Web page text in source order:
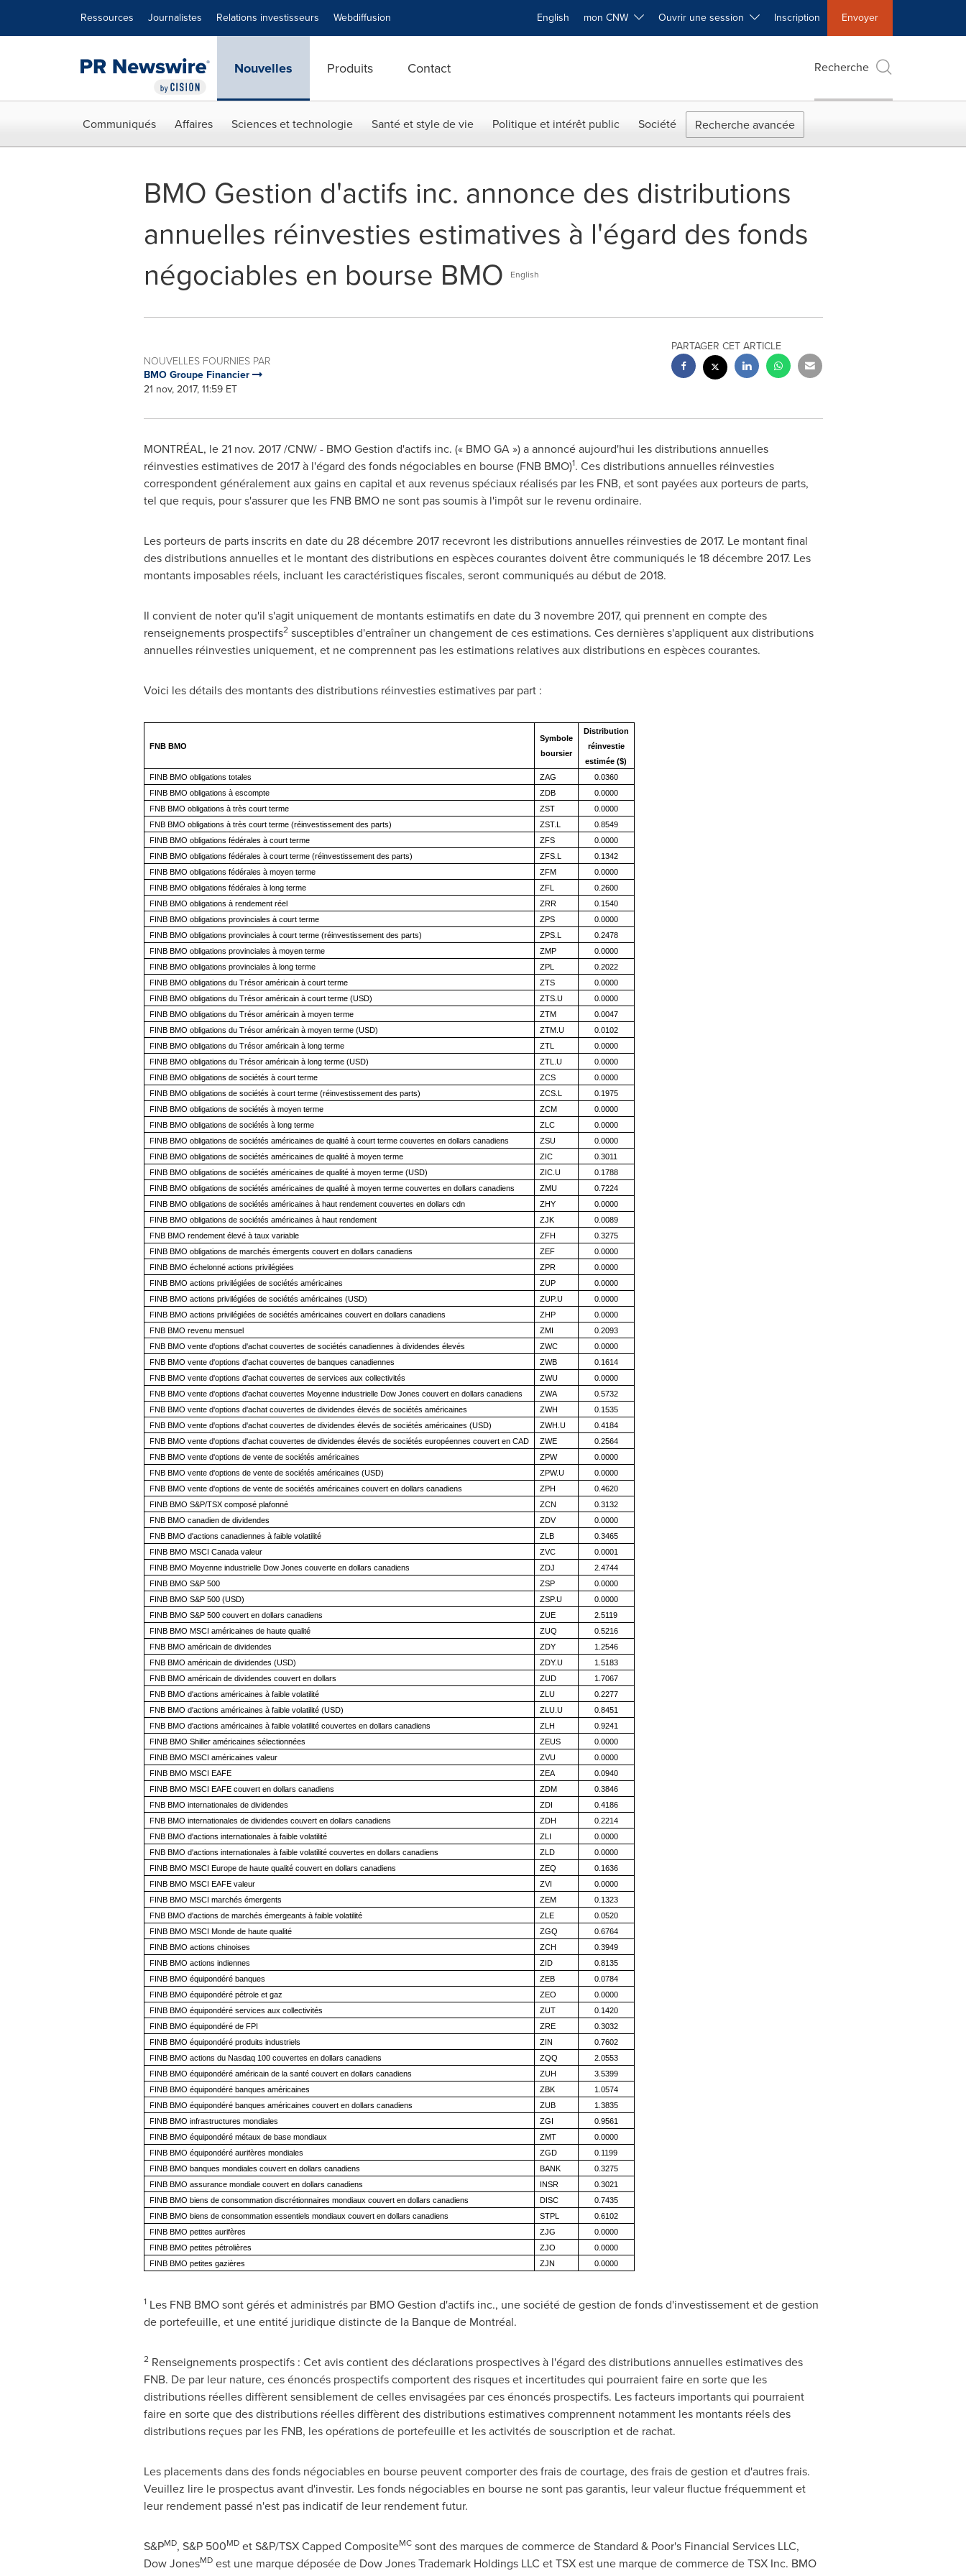
Ressources Journalistes Relations investisseurs Webdiffusion English mon CNW Ouvrir une session Inscription Envoyer
Nouvelles Produits Contact Recherche
Communiqués Affaires Sciences et technologie Santé et style de vie Politique et intérêt public Société Recherche avancée
BMO Gestion d'actifs inc. annonce des distributions
annuelles réinvesties estimatives à l'égard des fonds
négociables en bourse BMO
English
NOUVELLES FOURNIES PAR
BMO Groupe Financier
21 nov, 2017, 11:59 ET
PARTAGER CET ARTICLE
MONTRÉAL, le21 nov. 2017/CNW/ - BMO Gestion d'actifs inc. (« BMO GA ») a annoncé aujourd'hui les distributions annuelles
réinvesties estimatives de 2017 à l'égard des fonds négociables en bourse (FNB BMO)1. Ces distributions annuelles réinvesties
correspondent généralement aux gains en capital et aux revenus spéciaux réalisés par les FNB, et sont payées aux porteurs de parts,
tel que requis, pour s'assurer que les FNB BMO ne sont pas soumis à l'impôt sur le revenu ordinaire.
Les porteurs de parts inscrits en date du 28 décembre 2017 recevront les distributions annuelles réinvesties de 2017. Le montant final
des distributions annuelles et le montant des distributions en espèces courantes doivent être communiqués le 18 décembre 2017. Les
montants imposables réels, incluant les caractéristiques fiscales, seront communiqués au début de 2018.
Il convient de noter qu'il s'agit uniquement de montants estimatifs en date du 3 novembre 2017, qui prennent en compte des
renseignements prospectifs2susceptibles d'entraîner un changement de ces estimations. Ces dernières s'appliquent aux distributions
annuelles réinvesties uniquement, et ne comprennent pas les estimations relatives aux distributions en espèces courantes.
Voici les détails des montants des distributions réinvesties estimatives par part :
FNB BMO
Symbole
boursier
Distribution
réinvestie
estimée ($)
FINB BMO obligations totales
ZAG
0.0360
FINB BMO obligations à escompte
ZDB
0.0000
FNB BMO obligations à très court terme
ZST
0.0000
FNB BMO obligations à très court terme (réinvestissement des parts)
ZST.L
0.8549
FINB BMO obligations fédérales à court terme
ZFS
0.0000
FINB BMO obligations fédérales à court terme (réinvestissement des parts)
ZFS.L
0.1342
FINB BMO obligations fédérales à moyen terme
ZFM
0.0000
FINB BMO obligations fédérales à long terme
ZFL
0.2600
FINB BMO obligations à rendement réel
ZRR
0.1540
FINB BMO obligations provinciales à court terme
ZPS
0.0000
FINB BMO obligations provinciales à court terme (réinvestissement des parts)
ZPS.L
0.2478
FINB BMO obligations provinciales à moyen terme
ZMP
0.0000
FINB BMO obligations provinciales à long terme
ZPL
0.2022
FINB BMO obligations du Trésor américain à court terme
ZTS
0.0000
FINB BMO obligations du Trésor américain à court terme (USD)
ZTS.U
0.0000
FINB BMO obligations du Trésor américain à moyen terme
ZTM
0.0047
FINB BMO obligations du Trésor américain à moyen terme (USD)
ZTM.U
0.0102
FINB BMO obligations du Trésor américain à long terme
ZTL
0.0000
FINB BMO obligations du Trésor américain à long terme (USD)
ZTL.U
0.0000
FINB BMO obligations de sociétés à court terme
ZCS
0.0000
FINB BMO obligations de sociétés à court terme (réinvestissement des parts)
ZCS.L
0.1975
FINB BMO obligations de sociétés à moyen terme
ZCM
0.0000
FINB BMO obligations de sociétés à long terme
ZLC
0.0000
FINB BMO obligations de sociétés américaines de qualité à court terme couvertes en dollars canadiens
ZSU
0.0000
FINB BMO obligations de sociétés américaines de qualité à moyen terme
ZIC
0.3011
FINB BMO obligations de sociétés américaines de qualité à moyen terme (USD)
ZIC.U
0.1788
FINB BMO obligations de sociétés américaines de qualité à moyen terme couvertes en dollars canadiens
ZMU
0.7224
FINB BMO obligations de sociétés américaines à haut rendement couvertes en dollars cdn
ZHY
0.0000
FINB BMO obligations de sociétés américaines à haut rendement
ZJK
0.0089
FNB BMO rendement élevé à taux variable
ZFH
0.3275
FINB BMO obligations de marchés émergents couvert en dollars canadiens
ZEF
0.0000
FINB BMO échelonné actions privilégiées
ZPR
0.0000
FINB BMO actions privilégiées de sociétés américaines
ZUP
0.0000
FINB BMO actions privilégiées de sociétés américaines (USD)
ZUP.U
0.0000
FINB BMO actions privilégiées de sociétés américaines couvert en dollars canadiens
ZHP
0.0000
FNB BMO revenu mensuel
ZMI
0.2093
FNB BMO vente d'options d'achat couvertes de sociétés canadiennes à dividendes élevés
ZWC
0.0000
FNB BMO vente d'options d'achat couvertes de banques canadiennes
ZWB
0.1614
FNB BMO vente d'options d'achat couvertes de services aux collectivités
ZWU
0.0000
FNB BMO vente d'options d'achat couvertes Moyenne industrielle Dow Jones couvert en dollars canadiens
ZWA
0.5732
FNB BMO vente d'options d'achat couvertes de dividendes élevés de sociétés américaines
ZWH
0.1535
FNB BMO vente d'options d'achat couvertes de dividendes élevés de sociétés américaines (USD)
ZWH.U
0.4184
FNB BMO vente d'options d'achat couvertes de dividendes élevés de sociétés européennes couvert en CAD
ZWE
0.2564
FNB BMO vente d'options de vente de sociétés américaines
ZPW
0.0000
FNB BMO vente d'options de vente de sociétés américaines (USD)
ZPW.U
0.0000
FNB BMO vente d'options de vente de sociétés américaines couvert en dollars canadiens
ZPH
0.4620
FINB BMO S&P/TSX composé plafonné
ZCN
0.3132
FNB BMO canadien de dividendes
ZDV
0.0000
FNB BMO d'actions canadiennes à faible volatilité
ZLB
0.3465
FINB BMO MSCI Canada valeur
ZVC
0.0001
FINB BMO Moyenne industrielle Dow Jones couverte en dollars canadiens
ZDJ
2.4744
FINB BMO S&P 500
ZSP
0.0000
FINB BMO S&P 500 (USD)
ZSP.U
0.0000
FINB BMO S&P 500 couvert en dollars canadiens
ZUE
2.5119
FINB BMO MSCI américaines de haute qualité
ZUQ
0.5216
FNB BMO américain de dividendes
ZDY
1.2546
FNB BMO américain de dividendes (USD)
ZDY.U
1.5183
FNB BMO américain de dividendes couvert en dollars
ZUD
1.7067
FNB BMO d'actions américaines à faible volatilité
ZLU
0.2277
FNB BMO d'actions américaines à faible volatilité (USD)
ZLU.U
0.8451
FNB BMO d'actions américaines à faible volatilité couvertes en dollars canadiens
ZLH
0.9241
FINB BMO Shiller américaines sélectionnées
ZEUS
0.0000
FINB BMO MSCI américaines valeur
ZVU
0.0000
FINB BMO MSCI EAFE
ZEA
0.0940
FINB BMO MSCI EAFE couvert en dollars canadiens
ZDM
0.3846
FNB BMO internationales de dividendes
ZDI
0.4186
FNB BMO internationales de dividendes couvert en dollars canadiens
ZDH
0.2214
FNB BMO d'actions internationales à faible volatilité
ZLI
0.0000
FNB BMO d'actions internationales à faible volatilité couvertes en dollars canadiens
ZLD
0.0000
FINB BMO MSCI Europe de haute qualité couvert en dollars canadiens
ZEQ
0.1636
FINB BMO MSCI EAFE valeur
ZVI
0.0000
FINB BMO MSCI marchés émergents
ZEM
0.1323
FNB BMO d'actions de marchés émergeants à faible volatilité
ZLE
0.0520
FINB BMO MSCI Monde de haute qualité
ZGQ
0.6764
FINB BMO actions chinoises
ZCH
0.3949
FINB BMO actions indiennes
ZID
0.8135
FINB BMO équipondéré banques
ZEB
0.0784
FINB BMO équipondéré pétrole et gaz
ZEO
0.0000
FINB BMO équipondéré services aux collectivités
ZUT
0.1420
FINB BMO équipondéré de FPI
ZRE
0.3032
FINB BMO équipondéré produits industriels
ZIN
0.7602
FINB BMO actions du Nasdaq 100 couvertes en dollars canadiens
ZQQ
2.0553
FINB BMO équipondéré américain de la santé couvert en dollars canadiens
ZUH
3.5399
FINB BMO équipondéré banques américaines
ZBK
1.0574
FINB BMO équipondéré banques américaines couvert en dollars canadiens
ZUB
1.3835
FINB BMO infrastructures mondiales
ZGI
0.9561
FINB BMO équipondéré métaux de base mondiaux
ZMT
0.0000
FINB BMO équipondéré aurifères mondiales
ZGD
0.1199
FINB BMO banques mondiales couvert en dollars canadiens
BANK
0.3275
FINB BMO assurance mondiale couvert en dollars canadiens
INSR
0.3021
FINB BMO biens de consommation discrétionnaires mondiaux couvert en dollars canadiens
DISC
0.7435
FINB BMO biens de consommation essentiels mondiaux couvert en dollars canadiens
STPL
0.6102
FINB BMO petites aurifères
ZJG
0.0000
FINB BMO petites pétrolières
ZJO
0.0000
FINB BMO petites gazières
ZJN 0.0000
1Les FNB BMO sont gérés et administrés par BMO Gestion d'actifs inc., une société de gestion de fonds d'investissement et de gestion
de portefeuille, et une entité juridique distincte de la Banque de Montréal.
2Renseignements prospectifs : Cet avis contient des déclarations prospectives à l'égard des distributions annuelles estimatives des
FNB. De par leur nature, ces énoncés prospectifs comportent des risques et incertitudes qui pourraient faire en sorte que les
distributions réelles diffèrent sensiblement de celles envisagées par ces énoncés prospectifs. Les facteurs importants qui pourraient
faire en sorte que des distributions réelles diffèrent des distributions estimatives comprennent notamment les montants réels des
distributions reçues par les FNB, les opérations de portefeuille et les activités de souscription et de rachat.
Les placements dans des fonds négociables en bourse peuvent comporter des frais de courtage, des frais de gestion et d'autres frais.
Veuillez lire le prospectus avant d'investir. Les fonds négociables en bourse ne sont pas garantis, leur valeur fluctue fréquemment et
leur rendement passé n'est pas indicatif de leur rendement futur.
S&PMD, S&P 500MDet S&P/TSX Capped CompositeMCsont des marques de commerce de Standard & Poor's Financial Services LLC,
Dow JonesMDest une marque déposée de Dow Jones Trademark Holdings LLC et TSX est une marque de commerce de TSX Inc. BMO